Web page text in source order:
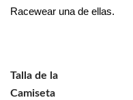
Racewear una de ellas.
Talla de la
Camiseta